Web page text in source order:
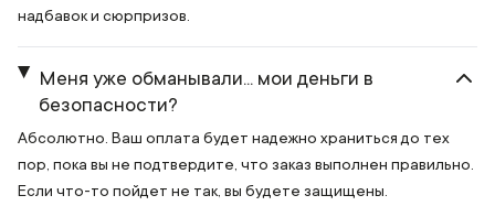
надбавок и сюрпризов.
Меня уже обманывали... мои деньги в
безопасности?
Абсолютно. Ваш оплата будет надежно храниться до тех
пор, пока вы не подтвердите, что заказ выполнен правильно.
Если что-то пойдет не так, вы будете защищены.